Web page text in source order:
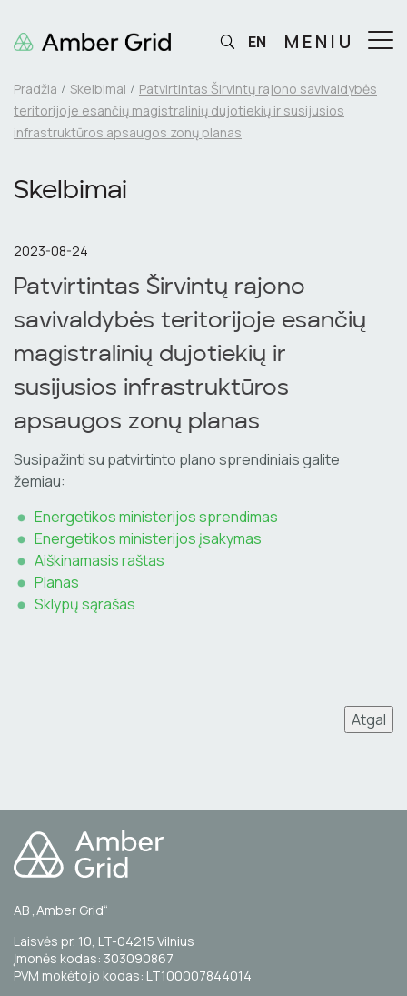
Pradžia Skelbimai
Patvirtintas Širvintų rajono savivaldybės
teritorijoje esančių magistralinių dujotiekių ir susijusios
infrastruktūros apsaugos zonų planas
Skelbimai
2023-08-24
Patvirtintas Širvintų rajono
savivaldybės teritorijoje esančių
magistralinių dujotiekių ir
susijusios infrastruktūros
apsaugos zonų planas
Susipažinti su patvirtinto plano sprendiniais galite
žemiau:
Energetikos ministerijos sprendimas
Energetikos ministerijos įsakymas
Aiškinamasis raštas
Planas
Sklypų sąrašas
Atgal
AB „Amber Grid“
Laisvės pr. 10, LT-04215 Vilnius
Įmonės kodas: 303090867
PVM mokėtojo kodas: LT100007844014
EN MENIU